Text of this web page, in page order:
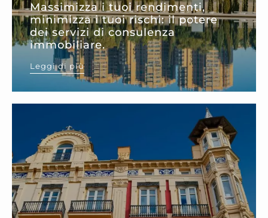
Massimizza i tuoi rendimenti,
minimizza i tuoi rischi: il potere
dei servizi di consulenza
immobiliare.
Leggi di più